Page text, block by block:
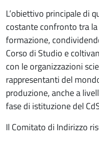
L’obiettivo principale di
costante confronto tra
formazione,
Corso di Studio e
con le organizzazioni
rappresentanti del
produzione, anche a
fase di istituzione del
Il Comitato di Indirizzo